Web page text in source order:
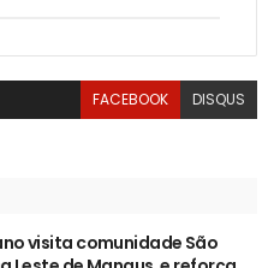
FACEBOOK DISQUS
visita comunidade São